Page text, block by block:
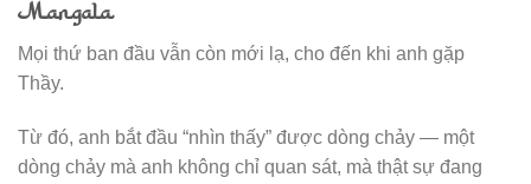
Mangala
Mọi thứ ban đầu vẫn còn mới lạ, cho đến khi anh gặp
Thầy.
Từ đó, anh bắt đầu “nhìn thấy” được dòng chảy — một
dòng chảy mà anh không chỉ quan sát, mà thật sự đang